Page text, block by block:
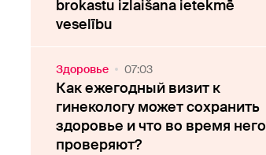
brokastu izlaišana ietekmē
veselību
Здоровье 07:03
Как ежегодный визит к
гинекологу может сохранить
здоровье и что во время него
проверяют?